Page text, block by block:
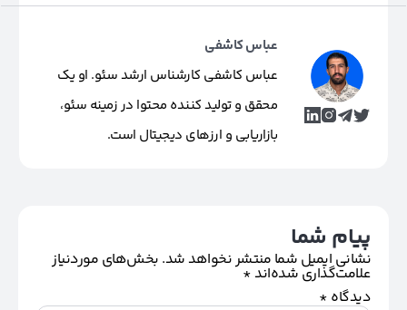
عباس کاشفی
عباس کاشفی کارشناس ارشد سئو. او یک
محقق و تولید کننده محتوا در زمینه سئو،
بازاریابی و ارزهای دیجیتال است.
پیام شما
نشانی ایمیل شما منتشر نخواهد شد. بخش‌های موردنیاز
علامت‌گذاری شده‌اند*
دیدگاه *